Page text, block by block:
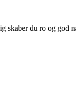
skaber du ro og god